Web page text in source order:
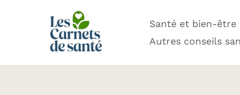
Santé et bien-être
Autres conseils